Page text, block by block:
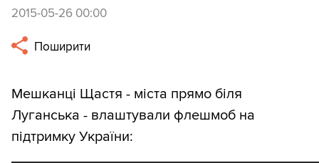
2015-05-26 00:00
Поширити
Мешканці Щастя - міста прямо біля
Луганська - влаштували флешмоб на
підтримку України: